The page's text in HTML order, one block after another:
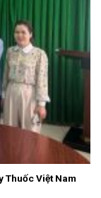
Thuốc Việt Nam